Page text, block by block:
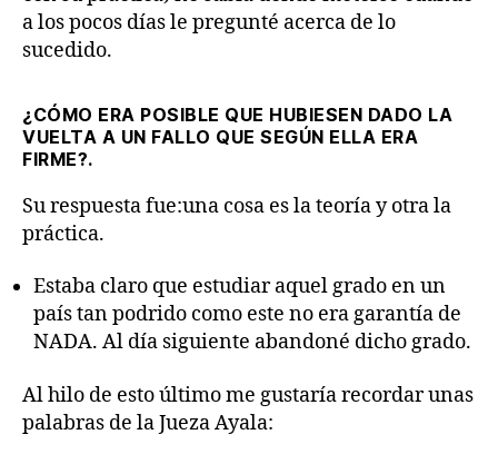
a los pocos días le pregunté acerca de lo
sucedido.
¿CÓMO ERA POSIBLE QUE HUBIESEN DADO LA
VUELTA A UN FALLO QUE SEGÚN ELLA ERA
FIRME?.
Su respuesta fue:una cosa es la teoría y otra la
práctica.
Estaba claro que estudiar aquel grado en un
país tan podrido como este no era garantía de
NADA. Al día siguiente abandoné dicho grado.
Al hilo de esto último me gustaría recordar unas
palabras de la Jueza Ayala: